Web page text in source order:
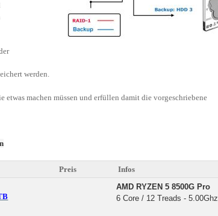
werden.
etwas machen müssen und erfüllen damit die vorgeschriebene
Preis Infos
AMD RYZEN 5 8500G Pro
6 Core / 12 Treads - 5.00Ghz